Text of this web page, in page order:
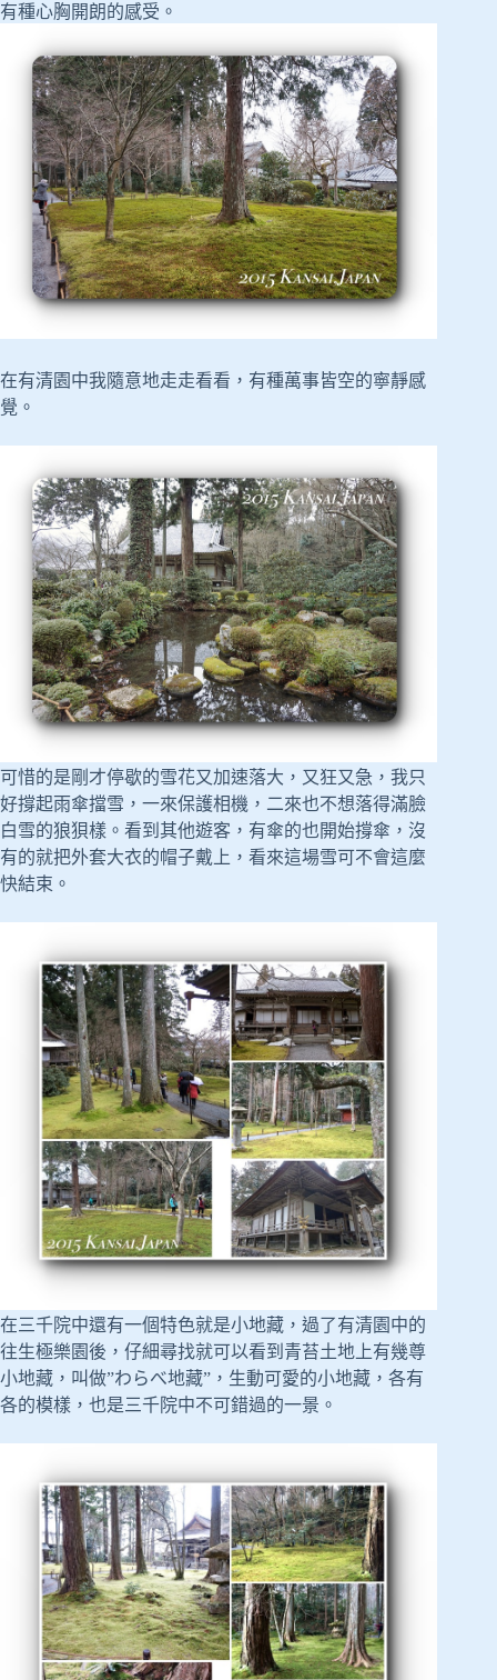
有種心胸開朗的感受。
在有清園中我隨意地走走看看，有種萬事皆空的寧靜感
覺。
可惜的是剛才停歇的雪花又加速落大，又狂又急，我只
好撐起雨傘擋雪，一來保護相機，二來也不想落得滿臉
白雪的狼狽樣。看到其他遊客，有傘的也開始撐傘，沒
有的就把外套大衣的帽子戴上，看來這場雪可不會這麼
快結束。
在三千院中還有一個特色就是小地藏，過了有清園中的
往生極樂園後，仔細尋找就可以看到青苔土地上有幾尊
小地藏，叫做”わらべ地藏”，生動可愛的小地藏，各有
各的模樣， 也是三千院中不可錯過的一景。